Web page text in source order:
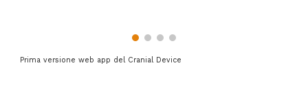
Prima versione web app del Cranial Device